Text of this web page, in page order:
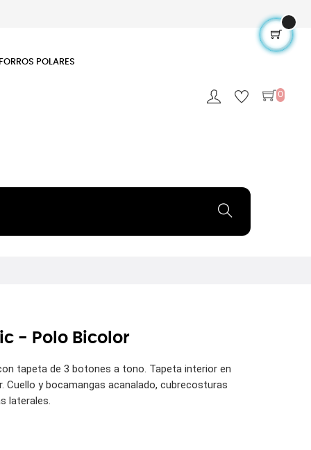
POLARES
0
- Polo Bicolor
tapeta de 3 botones a tono. Tapeta interior en
y bocamangas acanalado, cubrecosturas
laterales.